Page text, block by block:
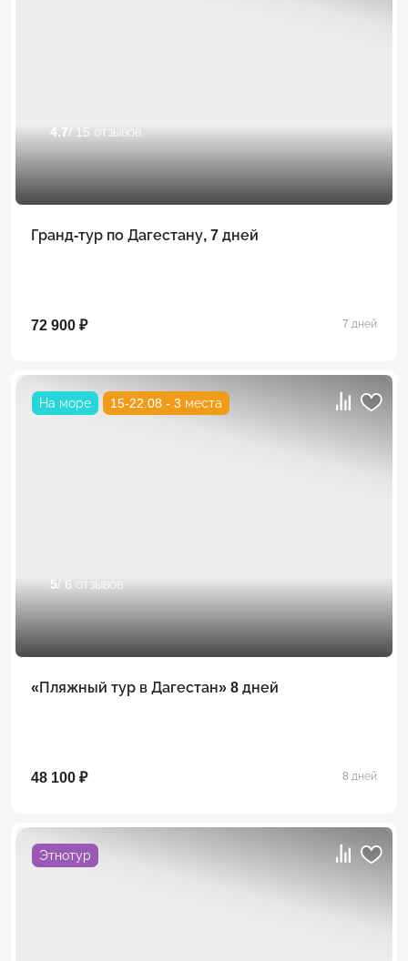
4.7/ 15 отзывов
Гранд-тур по Дагестану, 7 дней
72 900 ₽ 7 дней
На море 15-22.08 - 3 места
5/ 6 отзывов
«Пляжный тур в Дагестан» 8 дней
48 100 ₽ 8 дней
Этнотур